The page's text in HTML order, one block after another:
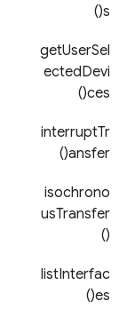
s()
getUserSel
ectedDevi
ces()
interruptTr
ansfer()
isochrono
usTransfer
()
listInterfac
es()